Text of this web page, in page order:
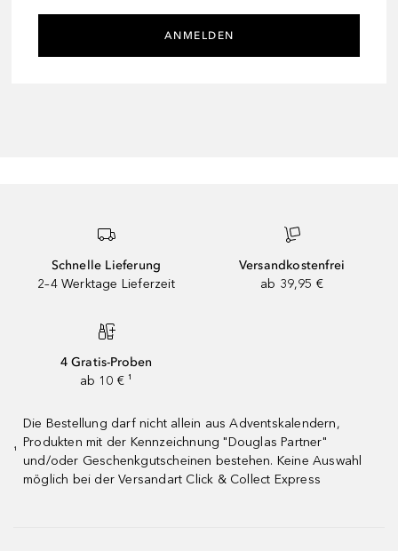
ANMELDEN
Schnelle Lieferung
2–4 Werktage Lieferzeit
Versandkostenfrei
ab 39,95 €
4 Gratis-Proben
ab 10 € ¹
¹
Die Bestellung darf nicht allein aus Adventskalendern,
Produkten mit der Kennzeichnung "Douglas Partner"
und/oder Geschenkgutscheinen bestehen. Keine Auswahl
möglich bei der Versandart Click & Collect Express